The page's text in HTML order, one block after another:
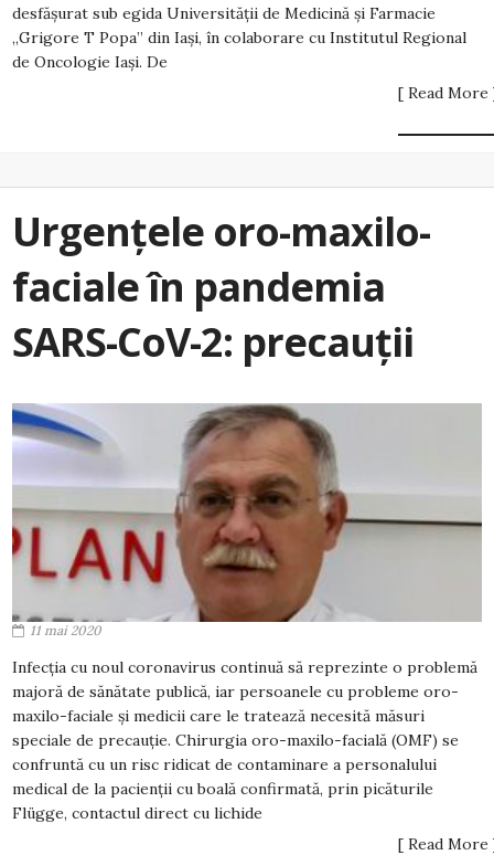
desfășurat sub egida Universității de Medicină și Farmacie
„Grigore T Popa” din Iași, în colaborare cu Institutul Regional
de Oncologie Iași. De
[ Read More
Urgențele oro-maxilo-
faciale în pandemia
SARS-CoV-2: precauții
11 mai 2020
Infecția cu noul coronavirus continuă să reprezinte o problemă
majoră de sănătate publică, iar persoanele cu probleme oro-
maxilo-faciale și medicii care le tratează necesită măsuri
speciale de precauție. Chirurgia oro-maxilo-facială (OMF) se
confruntă cu un risc ridicat de contaminare a personalului
medical de la pacienții cu boală confirmată, prin picăturile
Flügge, contactul direct cu lichide
[ Read More